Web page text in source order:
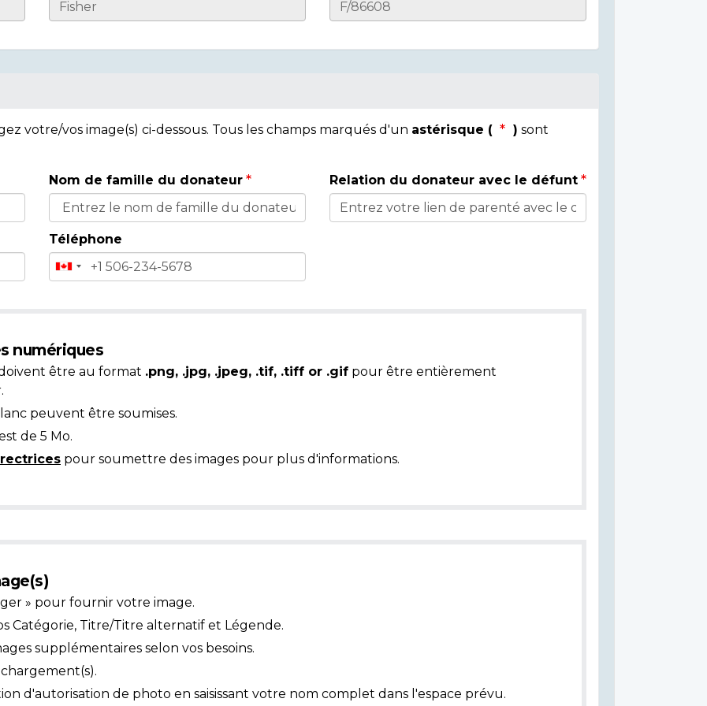
votre/vos image(s) ci-dessous. Tous les champs marqués d'un astérisque ( ) sont
Nom de famille du donateur Relation du donateur avec le défunt
Téléphone
numériques
être au format .png, .jpg, .jpeg, .tif, .tiff or .gif pour être entièrement
peuvent être soumises.
de 5 Mo.
pour soumettre des images pour plus d'informations.
» pour fournir votre image.
Catégorie, Titre/Titre alternatif et Légende.
supplémentaires selon vos besoins.
d'autorisation de photo en saisissant votre nom complet dans l'espace prévu.